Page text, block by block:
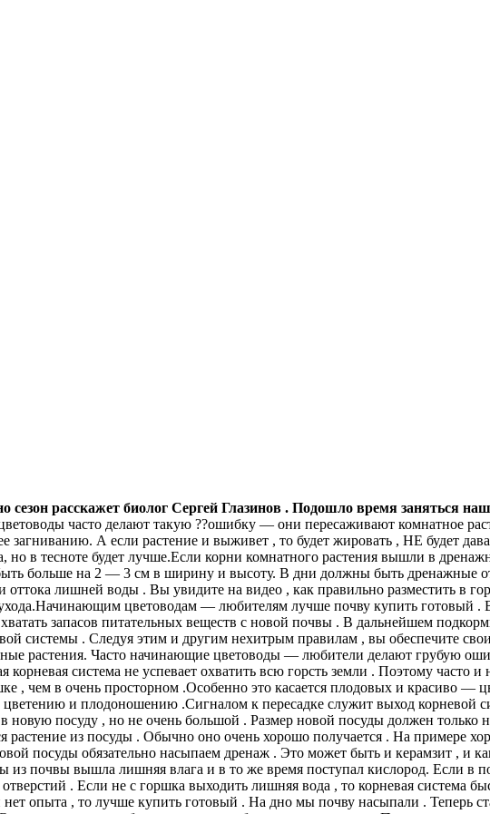
сезон расскажет биолог Сергей Глазинов . Подошло время заняться
часто делают такую ??ошибку — они пересаживают комнатное
загниванию. А если растение и выживет , то будет жировать , НЕ будет
в тесноте будет лучше.Если корни комнатного растения вышли в
больше на 2 — 3 см в ширину и высоту. В дни должны быть дренажные
лишней воды . Вы увидите на видео , как правильно разместить в
цветоводам — любителям лучше почву купить готовый .
запасов питательных веществ с новой почвы . В дальнейшем
системы . Следуя этим и другим нехитрым правилам , вы обеспечите
растения. Часто начинающие цветоводы — любители делают грубую
система не успевает охватить всю горсть земли . Поэтому часто
, чем в очень просторном .Особенно это касается плодовых и красиво —
и плодоношению .Сигналом к пересадке служит выход корневой
новую посуду , но не очень большой . Размер новой посуды должен только
из посуды . Обычно оно очень хорошо получается . На примере
посуды обязательно насыпаем дренаж . Это может быть и керамзит , и
почвы вышла лишняя влага и в то же время поступал кислород. Если в
. Если не с горшка выходить лишняя вода , то корневая система
опыта , то лучше купить готовый . На дно мы почву насыпали . Теперь